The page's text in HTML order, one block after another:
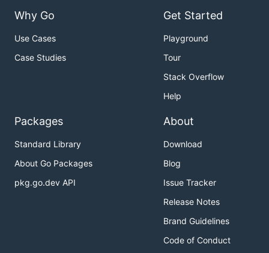
Why Go
Use Cases
Case Studies
Get Started
Playground
Tour
Stack Overflow
Help
Packages
Standard Library
About Go Packages
pkg.go.dev API
About
Download
Blog
Issue Tracker
Release Notes
Brand Guidelines
Code of Conduct